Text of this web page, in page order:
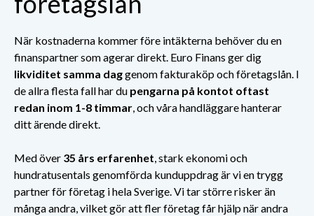
När kostnaderna kommer före intäkterna behöver du en
finanspartner som agerar direkt. Euro Finans ger dig
likviditet samma daggenom fakturaköp och företagslån. I
de allra flesta fall har du pengarna på kontot oftast
redan inom 1-8 timmar, och våra handläggare hanterar
ditt ärende direkt.
Med över 35 års erfarenhet, stark ekonomi och
hundratusentals genomförda kunduppdrag är vi en trygg
partner för företag i hela Sverige. Vi tar större risker än
många andra, vilket gör att fler företag får hjälp när andra